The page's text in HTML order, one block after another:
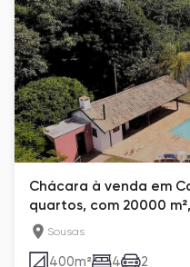
Chácara à venda em
quartos, com 20000
Sousas
400m² 4 2